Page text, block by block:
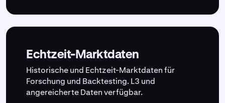
Echtzeit-Marktdaten
Historische und Echtzeit-Marktdaten für
Forschung und Backtesting. L3 und
angereicherte Daten verfügbar.